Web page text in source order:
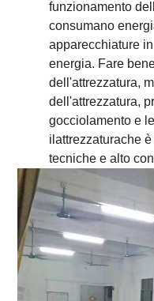
funzionamento
consumano
apparecchiature
energia. Fare
dell'attrezzatura,
dell'attrezzatura,
gocciolamento e
ilattrezzaturache
tecniche e alto